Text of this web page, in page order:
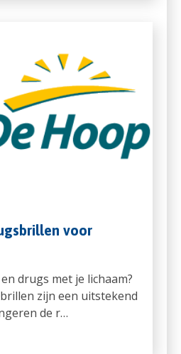
voor
drugs met je lichaam?
zijn een uitstekend
de r…